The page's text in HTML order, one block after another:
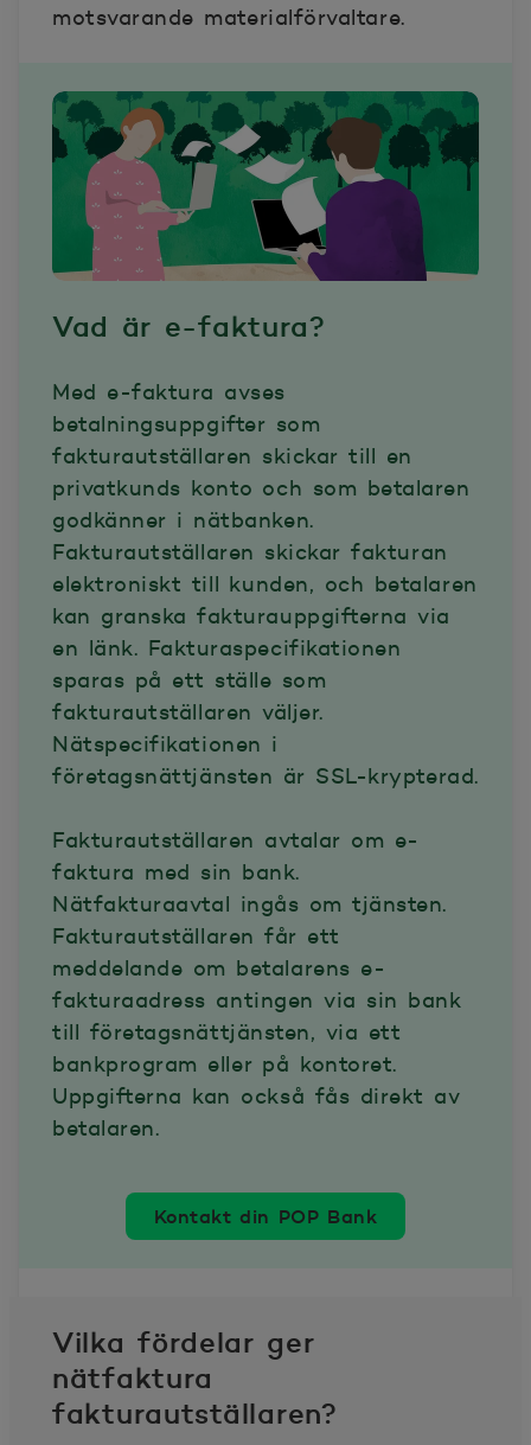
motsvarande materialförvaltare.
Vad är e-faktura?
Med e-faktura avses
betalningsuppgifter som
fakturautställaren skickar till en
privatkunds konto och som betalaren
godkänner i nätbanken.
Fakturautställaren skickar fakturan
elektroniskt till kunden, och betalaren
kan granska fakturauppgifterna via
en länk. Fakturaspecifikationen
sparas på ett ställe som
fakturautställaren väljer.
Nätspecifikationen i
företagsnättjänsten är SSL-krypterad.
Fakturautställaren avtalar om e-
faktura med sin bank.
Nätfakturaavtal ingås om tjänsten.
Fakturautställaren får ett
meddelande om betalarens e-
fakturaadress antingen via sin bank
till företagsnättjänsten, via ett
bankprogram eller på kontoret.
Uppgifterna kan också fås direkt av
betalaren.
Kontakt din POP Bank
Vilka fördelar ger
nätfaktura
fakturautställaren?